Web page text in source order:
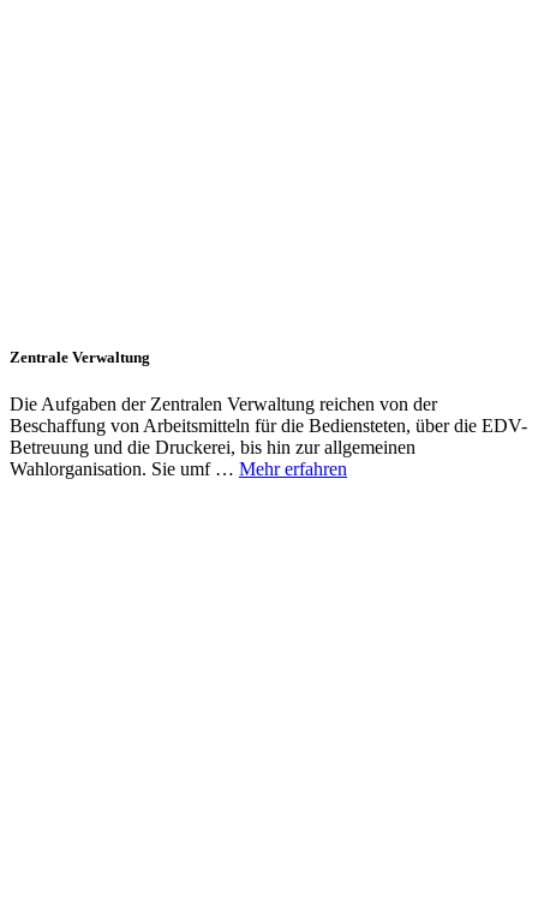
Zentrale Verwaltung
Die Aufgaben der Zentralen Verwaltung reichen von der
Beschaffung von Arbeitsmitteln für die Bediensteten, über die EDV-
Betreuung und die Druckerei, bis hin zur allgemeinen
Wahlorganisation. Sie umf … Mehr erfahren